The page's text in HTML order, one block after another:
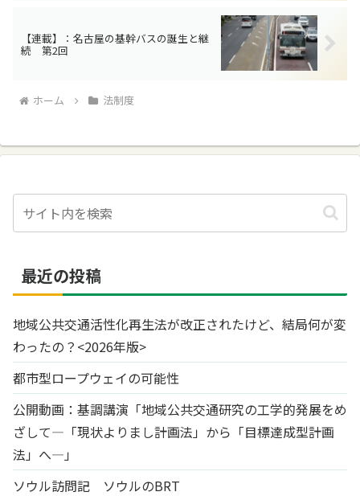
【連載】：名古屋の基幹バスの誕生と継
続 第2回
ホーム 法制度
最近の投稿
地域公共交通活性化再生法が改正されたけど、結局何が変
わったの？<2026年版>
都市型ロープウェイの可能性
公開動画：基調講演「地域公共交通研究の工学的発展をめ
ざして―「現状よりまし計画法」から「目標達成型計画
法」へ―」
ソウル訪問記 ソウルのBRT